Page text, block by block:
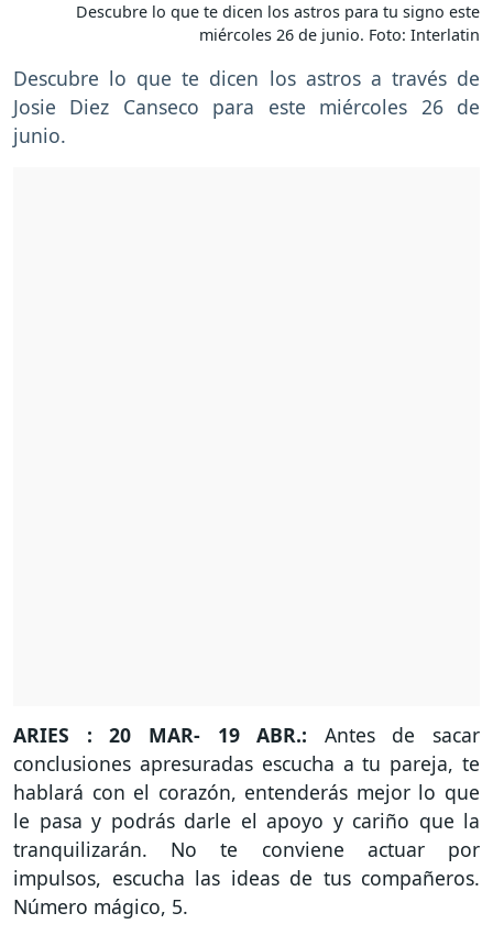
Descubre lo que te dicen los astros para tu signo este
miércoles 26 de junio. Foto: Interlatin
Descubre lo que te dicen los astros a través de
Josie Diez Canseco para este miércoles 26 de
junio.
ARIES : 20 MAR- 19 ABR.: Antes de sacar
conclusiones apresuradas escucha a tu pareja, te
hablará con el corazón, entenderás mejor lo que
le pasa y podrás darle el apoyo y cariño que la
tranquilizarán. No te conviene actuar por
impulsos, escucha las ideas de tus compañeros.
Número mágico, 5.